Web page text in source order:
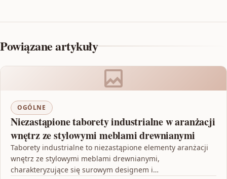
Powiązane artykuły
OGÓLNE
Niezastąpione taborety industrialne w aranżacji
wnętrz ze stylowymi meblami drewnianymi
Taborety industrialne to niezastąpione elementy aranżacji
wnętrz ze stylowymi meblami drewnianymi,
charakteryzujące się surowym designem i